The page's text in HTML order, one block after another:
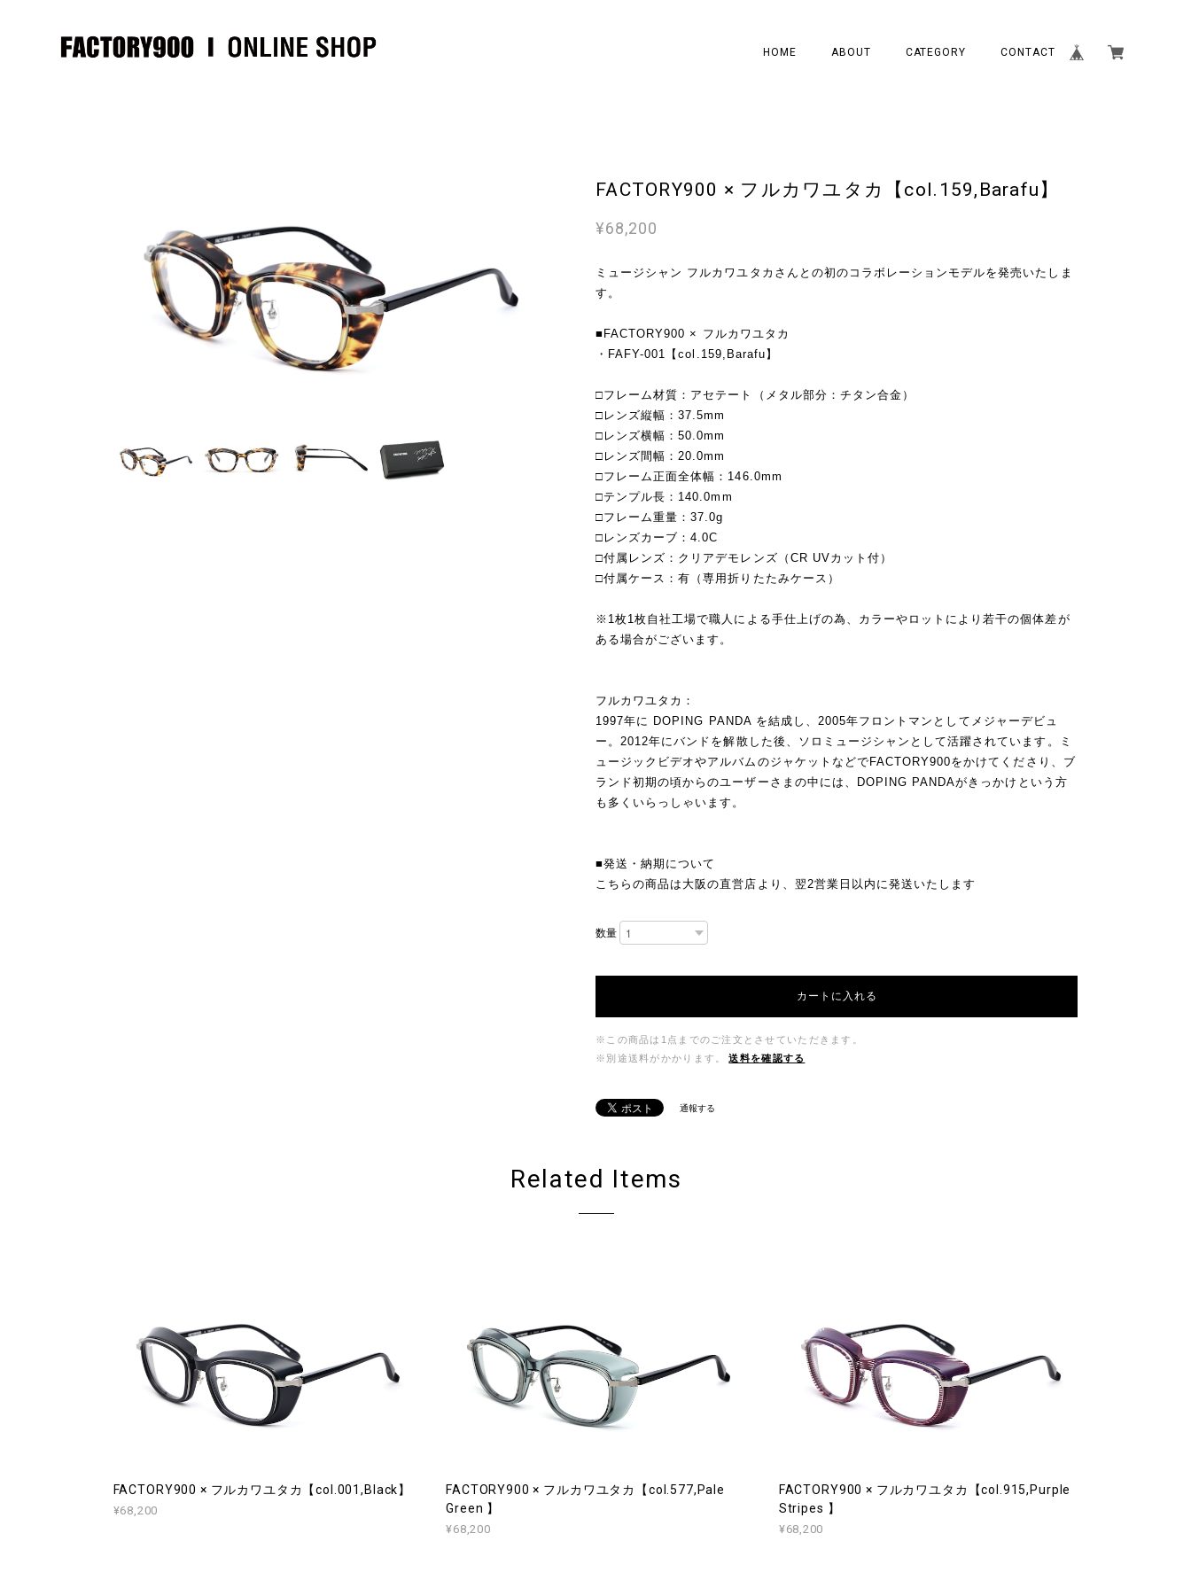
HOME ABOUT CATEGORY CONTACT
FACTORY900 × フルカワユタカ【col.159,Barafu】
¥68,200
ミュージシャン フルカワユタカさんとの初のコラボレーションモデルを発売いたしま
す。
■FACTORY900 × フルカワユタカ
・FAFY-001【col.159,Barafu】
□フレーム材質：アセテート（メタル部分：チタン合金）
□レンズ縦幅：37.5mm
□レンズ横幅：50.0mm
□レンズ間幅：20.0mm
□フレーム正面全体幅：146.0mm
□テンプル長：140.0mm
□フレーム重量：37.0g
□レンズカーブ：4.0C
□付属レンズ：クリアデモレンズ（CR UVカット付）
□付属ケース：有（専用折りたたみケース）
※1枚1枚自社工場で職人による手仕上げの為、カラーやロットにより若干の個体差が
ある場合がございます。
フルカワユタカ：
1997年に DOPING PANDA を結成し、2005年フロントマンとしてメジャーデビュ
ー。2012年にバンドを解散した後、ソロミュージシャンとして活躍されています。ミ
ュージックビデオやアルバムのジャケットなどでFACTORY900をかけてくださり、ブ
ランド初期の頃からのユーザーさまの中には、DOPING PANDAがきっかけという方
も多くいらっしゃいます。
■発送・納期について
こちらの商品は大阪の直営店より、翌2営業日以内に発送いたします
数量
カートに入れる
※この商品は1点までのご注文とさせていただきます。
※別途送料がかかります。
送料を確認する
通報する
Related Items
FACTORY900 × フルカワユタカ【col.001,Black】
¥68,200
FACTORY900 × フルカワユタカ【col.577,Pale
Green 】
¥68,200
FACTORY900 × フルカワユタカ【col.915,Purple
Stripes 】
¥68,200